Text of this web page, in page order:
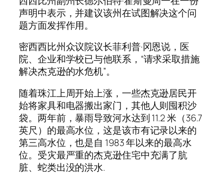
声明中表示，并建议该州在试图解决这个问
题方面发挥作用。
密西西比州众议院议长菲利普·冈恩说，医
院、企业和学校已与他联系，“请求采取措施
解决杰克逊的水危机”。
随着珠江上周开始上涨，一些杰克逊居民开
始将家具和电器搬出家门，其他人则囤积沙
袋。两年前，暴雨导致河水达到 11.2 米（36.7
英尺）的最高水位，这是该市有记录以来的
第三高水位，也是自 1983 年以来的最高水
位。受灾最严重的杰克逊住宅中充满了肮
脏、蛇类出没的洪水.